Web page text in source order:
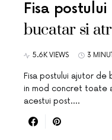
Fisa
bucatar si
5.6K VIEWS 3
Fisa postului ajutor
in mod concret toate
acestui post.…